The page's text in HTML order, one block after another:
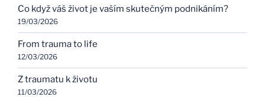
Co když váš život je vaším skutečným podnikáním?
19/03/2026
From trauma to life
12/03/2026
Z traumatu k životu
11/03/2026